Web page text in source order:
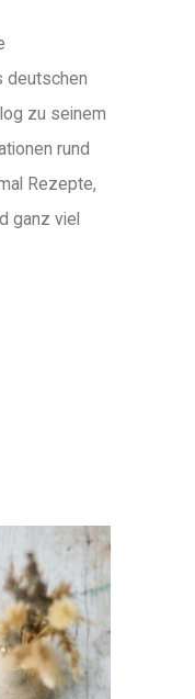
deutschen
zu seinem
rund
Rezepte,
ganz viel